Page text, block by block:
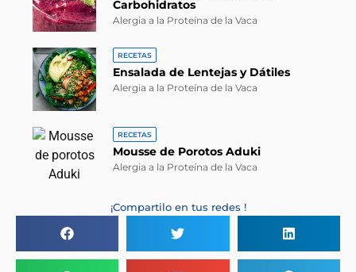
Carbohidratos
Alergia a la Proteína de la Vaca
RECETAS
Ensalada de Lentejas y Dátiles
Alergia a la Proteína de la Vaca
RECETAS
Mousse de Porotos Aduki
Alergia a la Proteína de la Vaca
¡Compartilo en tus redes !